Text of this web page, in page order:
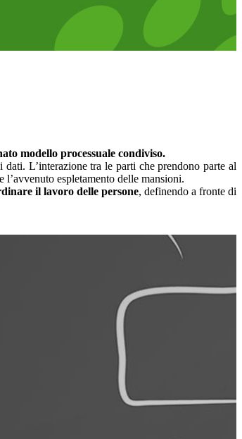
modello processuale condiviso.
L’interazione tra le parti che prendono parte al
espletamento delle mansioni.
il lavoro delle persone, definendo a fronte di